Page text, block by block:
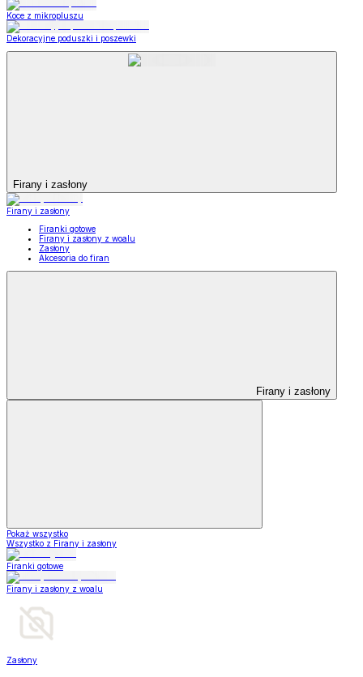
Koce z mikropluszu
Dekoracyjne poduszki i poszewki
Firany i zasłony
Firany i zasłony
Firanki gotowe
Firany i zasłony z woalu
Zasłony
Akcesoria do firan
Firany i zasłony
Pokaż wszystko
Wszystko z Firany i zasłony
Firanki gotowe
Firany i zasłony z woalu
Zasłony